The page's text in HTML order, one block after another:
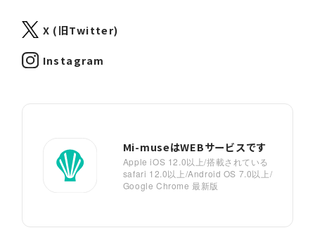
X (旧Twitter)
Instagram
Mi-museはWEBサービスです
Apple iOS 12.0以上/搭載されている
safari 12.0以上/Android OS 7.0以上/
Google Chrome 最新版